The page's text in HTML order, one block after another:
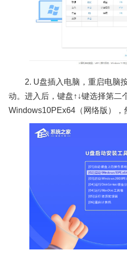
2. U盘插入电脑，重启电脑按
动。进入后，键盘↑↓键选择第二
Windows10PEx64（网络版），